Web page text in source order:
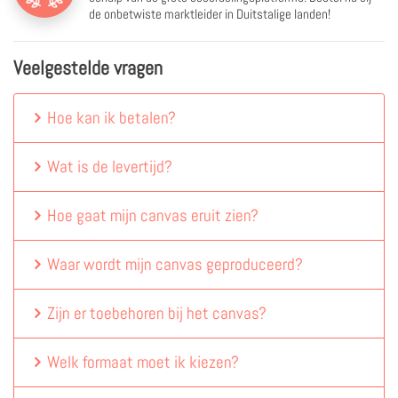
de onbetwiste marktleider in Duitstalige landen!
Veelgestelde vragen
Hoe kan ik betalen?
Wat is de levertijd?
Hoe gaat mijn canvas eruit zien?
Waar wordt mijn canvas geproduceerd?
Zijn er toebehoren bij het canvas?
Welk formaat moet ik kiezen?